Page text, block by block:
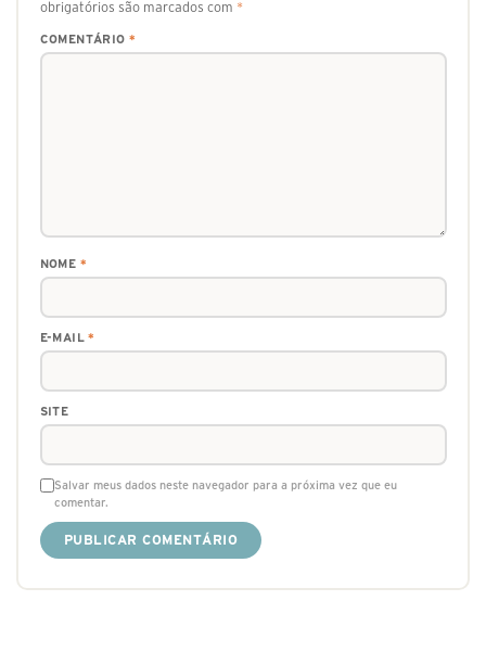
obrigatórios são marcados com *
COMENTÁRIO *
NOME *
E-MAIL*
SITE
Salvar meus dados neste navegador para a próxima vez que eu
comentar.